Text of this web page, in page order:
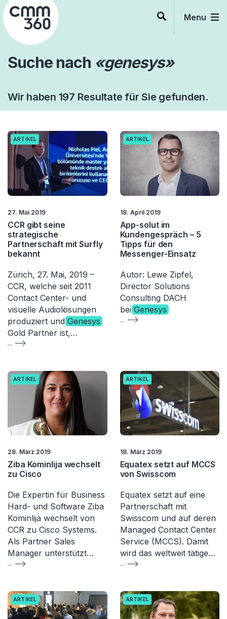
Skip
to
content
Menu
Suche nach «genesys»
Wir haben 197 Resultate für Sie gefunden.
ARTIKEL
27. Mai 2019
CCR gibt seine
strategische
Partnerschaft mit Surfly
bekannt
Zürich, 27. Mai, 2019 –
CCR, welche seit 2011
Contact Center- und
visuelle Audiolösungen
produziert undGenesys
Gold Partner ist,…
...
ARTIKEL
18. April 2019
App-solut im
Kundengespräch – 5
Tipps für den
Messenger-Einsatz
Autor: Lewe Zipfel,
Director Solutions
Consulting DACH
beiGenesys
...
ARTIKEL
28. März 2019
Ziba Kominlija wechselt
zu Cisco
Die Expertin für Business
Hard- und Software Ziba
Kominlija wechselt von
CCR zu Cisco Systems.
Als Partner Sales
Manager unterstützt…
...
ARTIKEL
18. März 2019
Equatex setzt auf MCCS
von Swisscom
Equatex setzt auf eine
Partnerschaft mit
Swisscom und auf deren
Managed Contact Center
Service (MCCS). Damit
wird das weltweit tätige…
...
ARTIKEL ARTIKEL